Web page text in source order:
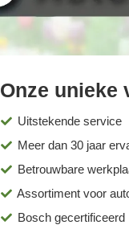
Onze unieke
Uitstekende service
Meer dan 30 jaar
Betrouwbare
Assortiment voor
Bosch gecertificeerd